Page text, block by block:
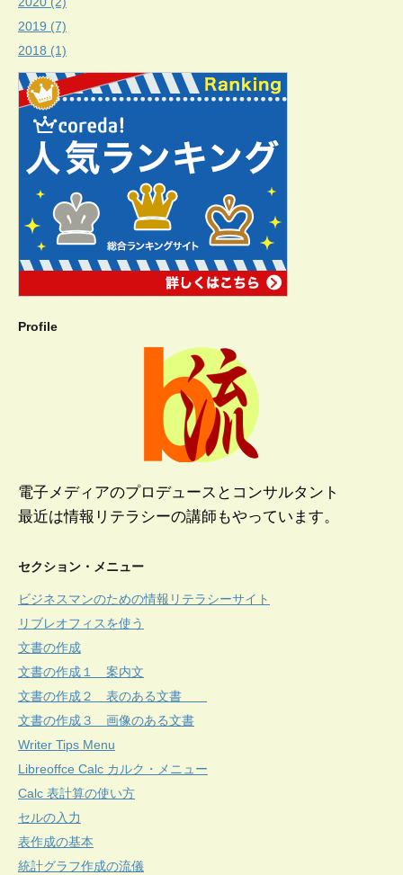
2019 (7)
2018 (1)
Profile
電子メディアのプロデュースとコンサルタント
最近は情報リテラシーの講師もやっています。
セクション・メニュー
ビジネスマンのための情報リテラシーサイト
リブレオフィスを使う
文書の作成
文書の作成１ 案内文
文書の作成２ 表のある文書
文書の作成３ 画像のある文書
Writer Tips Menu
Libreoffce Calc カルク・メニュー
Calc 表計算の使い方
セルの入力
表作成の基本
統計グラフ作成の流儀